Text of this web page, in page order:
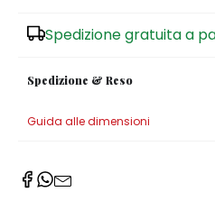
Spedizione gratuita a
Spedizione & Reso
Guida alle dimensioni